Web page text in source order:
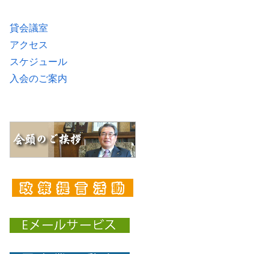
貸会議室
アクセス
スケジュール
入会のご案内